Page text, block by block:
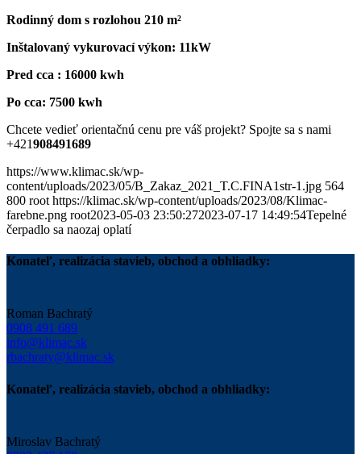
Rodinný dom s rozlohou 210 m²
Inštalovaný vykurovací výkon: 11kW
Pred cca : 16000 kwh
Po cca: 7500 kwh
Chcete vedieť orientačnú cenu pre váš projekt? Spojte sa s nami
+421908491689
https://www.klimac.sk/wp-
content/uploads/2023/05/B_Zakaz_2021_T.C.FINA1str-1.jpg 564
800 root https://klimac.sk/wp-content/uploads/2023/08/Klimac-
farebne.png root2023-05-03 23:50:272023-07-17 14:49:54Tepelné
čerpadlo sa naozaj oplatí
Konateľ, realizácia stavieb, obchod a obhliadky:
Roman Bachratý
0908 491 689
info@klimac.sk
rbachraty@klimac.sk
Konateľ, realizácia stavieb, obchod a obhliadky:
Miroslav Bachratý